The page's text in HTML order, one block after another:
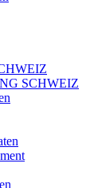
SCHWEIZ